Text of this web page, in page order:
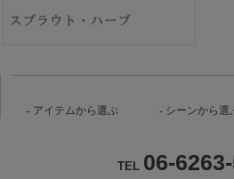
アイテムから選ぶ シーンから選
TEL 06-